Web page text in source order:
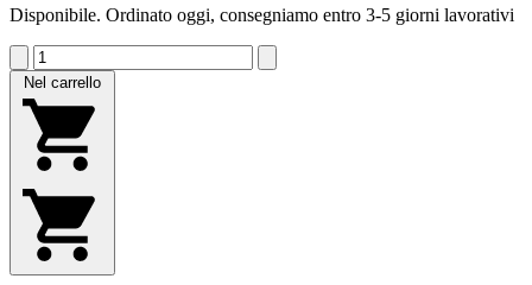
Disponibile. Ordinato oggi, consegniamo entro 3-5 giorni lavorativi
Nel carrello